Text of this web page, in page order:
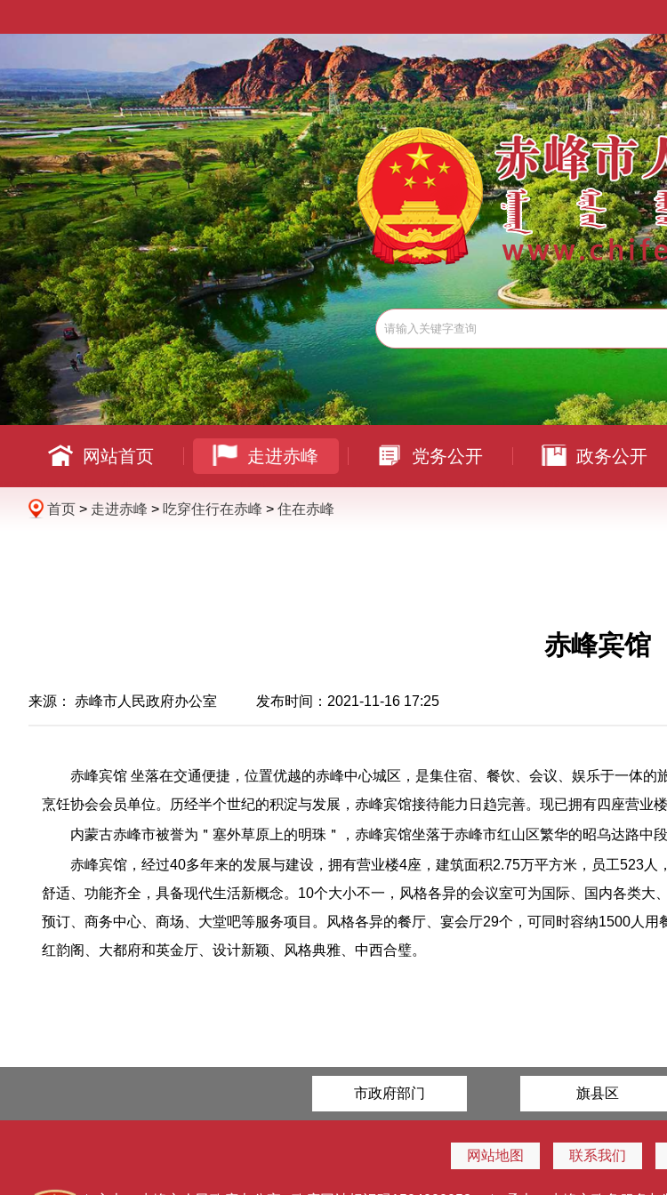
网站首页 走进赤峰 党务公开 政务公开
首页 > 走进赤峰 > 吃穿住行在赤峰 > 住在赤峰
赤峰宾馆
来源： 赤峰市人民政府办公室 发布时间：2021-11-16 17:25
赤峰宾馆 坐落在交通便捷，位置优越的赤峰中心城区，是集住宿、餐饮、会议、娱乐于一体
烹饪协会会员单位。历经半个世纪的积淀与发展，赤峰宾馆接待能力日趋完善。现已拥有四座营业
内蒙古赤峰市被誉为＂塞外草原上的明珠＂，赤峰宾馆坐落于赤峰市红山区繁华的昭乌达路中
赤峰宾馆，经过40多年来的发展与建设，拥有营业楼4座，建筑面积2.75万平方米，员工523
舒适、功能齐全，具备现代生活新概念。10个大小不一，风格各异的会议室可为国际、国内各类
预订、商务中心、商场、大堂吧等服务项目。风格各异的餐厅、宴会厅29个，可同时容纳1500人
红韵阁、大都府和英金厅、设计新颖、风格典雅、中西合璧。
市政府部门 旗县区
网站地图 联系我们